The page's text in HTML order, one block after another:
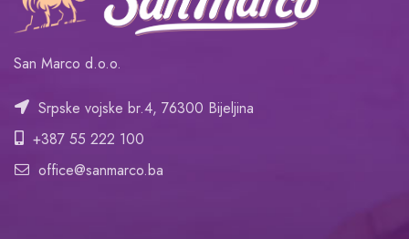
San Marco d.o.o.
Srpske vojske br.4, 76300 Bijeljina
+387 55 222 100
office@sanmarco.ba